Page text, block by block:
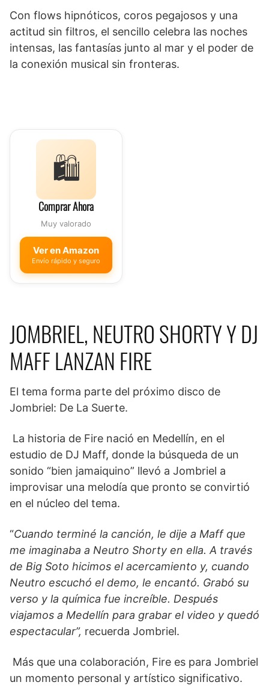
Con flows hipnóticos, coros pegajosos y una
actitud sin filtros, el sencillo celebra las noches
intensas, las fantasías junto al mar y el poder de
la conexión musical sin fronteras.
🛍️
Comprar Ahora
Muy valorado
Ver en Amazon
Envío rápido y seguro
JOMBRIEL, NEUTRO SHORTY Y DJ
MAFF LANZAN FIRE
El tema forma parte del próximo disco de
Jombriel: De La Suerte.
La historia de Fire nació en Medellín, en el
estudio de DJ Maff, donde la búsqueda de un
sonido “bien jamaiquino” llevó a Jombriel a
improvisar una melodía que pronto se convirtió
en el núcleo del tema.
“Cuando terminé la canción, le dije a Maff que
me imaginaba a Neutro Shorty en ella. A través
de Big Soto hicimos el acercamiento y, cuando
Neutro escuchó el demo, le encantó. Grabó su
verso y la química fue increíble. Después
viajamos a Medellín para grabar el video y quedó
espectacular”, recuerda Jombriel.
Más que una colaboración, Fire es para Jombriel
un momento personal y artístico significativo.